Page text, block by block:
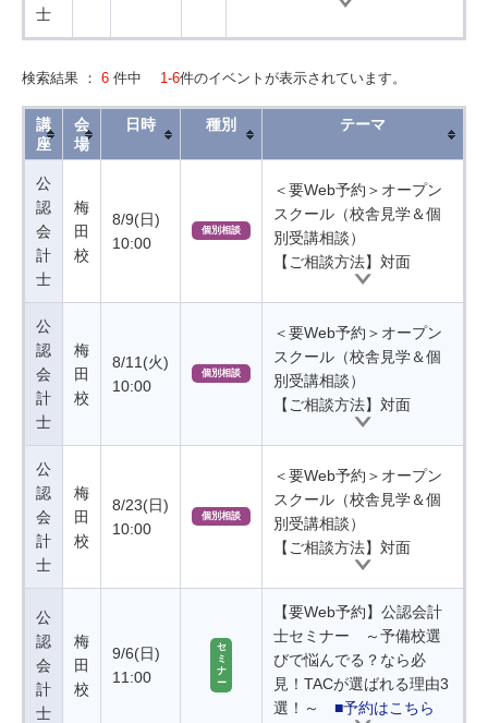
士
検索結果 ： 6 件中 1-6件のイベントが表示されています。
講
座
会
場
日時 種別 テーマ
公
認
会
計
士
梅
田
校
8/9(日)
10:00
個別相談
＜要Web予約＞オープン
スクール（校舎見学＆個
別受講相談）
【ご相談方法】対面
公
認
会
計
士
梅
田
校
8/11(火)
10:00
個別相談
＜要Web予約＞オープン
スクール（校舎見学＆個
別受講相談）
【ご相談方法】対面
公
認
会
計
士
梅
田
校
8/23(日)
10:00
個別相談
＜要Web予約＞オープン
スクール（校舎見学＆個
別受講相談）
【ご相談方法】対面
公
認
会
計
士
梅
田
校
9/6(日)
11:00
セ
ミ
ナ
ー
【要Web予約】公認会計
士セミナー ～予備校選
びで悩んでる？なら必
見！TACが選ばれる理由3
選！～ ■予約はこちら